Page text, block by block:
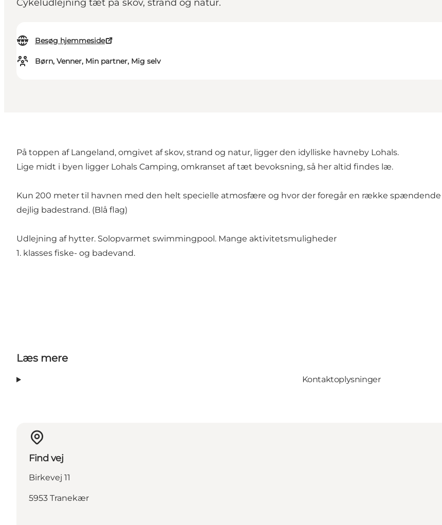
Cykeludlejning tæt på skov, strand og natur.
Besøg hjemmeside
Børn, Venner, Min partner, Mig selv
På toppen af Langeland, omgivet af skov, strand og natur, ligger den idylliske havneby Lohals.
Lige midt i byen ligger Lohals Camping, omkranset af tæt bevoksning, så her altid findes læ.
Kun 200 meter til havnen med den helt specielle atmosfære og hvor der foregår en række
dejlig badestrand. (Blå flag)
Udlejning af hytter. Solopvarmet swimmingpool. Mange aktivitetsmuligheder
1. klasses fiske- og badevand.
Læs mere
Kontaktoplysninger
Find vej
Birkevej 11
5953 Tranekær